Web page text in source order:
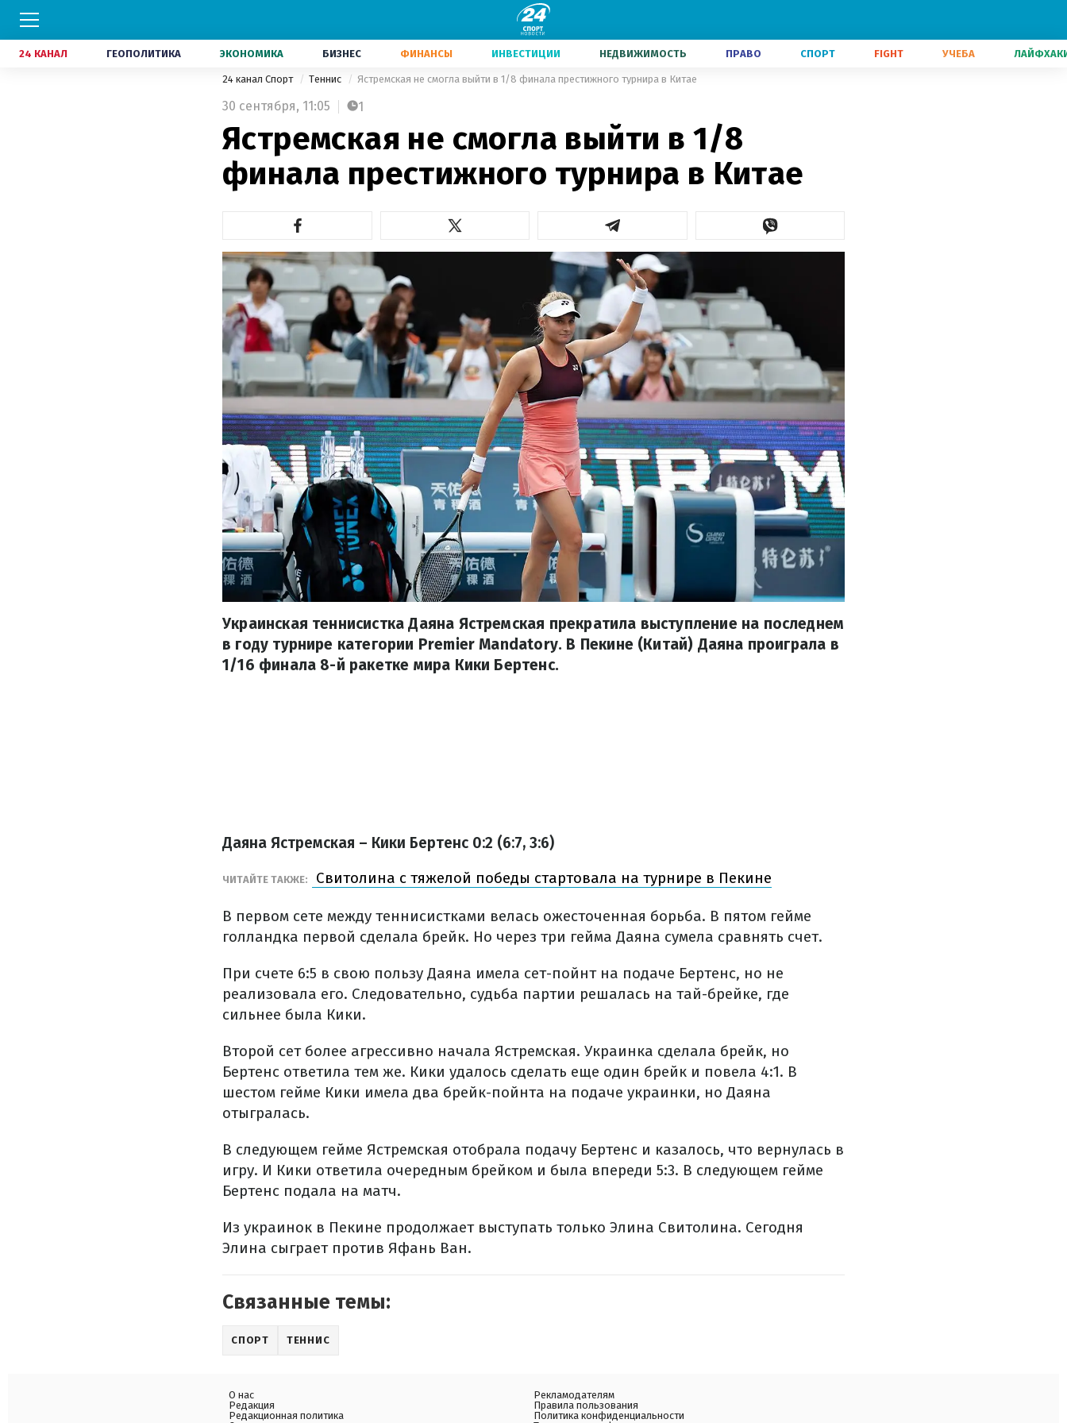
24 КАНАЛ ГЕОПОЛИТИКА ЭКОНОМИКА БИЗНЕС ФИНАНСЫ ИНВЕСТИЦИИ НЕДВИЖИМОСТЬ ПРАВО СПОРТ FIGHT УЧЕБА
24 канал Спорт Теннис Ястремская не смогла выйти в 1/8 финала престижного турнира в Китае
30 сентября, 11:05 1
Ястремская не смогла выйти в 1/8
финала престижного турнира в Китае
Украинская теннисистка Даяна Ястремская прекратила выступление на последнем
в году турнире категории Premier Mandatory. В Пекине (Китай) Даяна проиграла в
1/16 финала 8-й ракетке мира Кики Бертенс.
Даяна Ястремская – Кики Бертенс 0:2 (6:7, 3:6)
ЧИТАЙТЕ ТАКЖЕ: Свитолина с тяжелой победы стартовала на турнире в Пекине
В первом сете между теннисистками велась ожесточенная борьба. В пятом гейме
голландка первой сделала брейк. Но через три гейма Даяна сумела сравнять счет.
При счете 6:5 в свою пользу Даяна имела сет-пойнт на подаче Бертенс, но не
реализовала его. Следовательно, судьба партии решалась на тай-брейке, где
сильнее была Кики.
Второй сет более агрессивно начала Ястремская. Украинка сделала брейк, но
Бертенс ответила тем же. Кики удалось сделать еще один брейк и повела 4:1. В
шестом гейме Кики имела два брейк-пойнта на подаче украинки, но Даяна
отыгралась.
В следующем гейме Ястремская отобрала подачу Бертенс и казалось, что вернулась в
игру. И Кики ответила очередным брейком и была впереди 5:3. В следующем гейме
Бертенс подала на матч.
Из украинок в Пекине продолжает выступать только Элина Свитолина. Сегодня
Элина сыграет против Яфань Ван.
Связанные темы:
СПОРТ ТЕННИС
О нас
Редакция
Редакционная политика
Рекламодателям
Правила пользования
Политика конфиденциальности